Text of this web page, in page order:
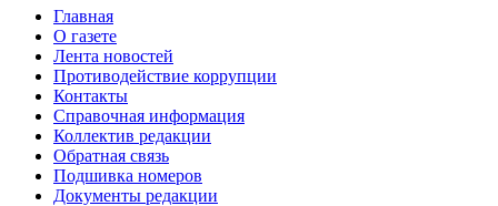
Главная
О газете
Лента новостей
Противодействие коррупции
Контакты
Справочная информация
Коллектив редакции
Обратная связь
Подшивка номеров
Документы редакции